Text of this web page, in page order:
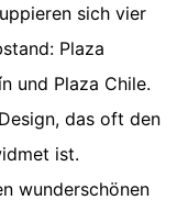
sich vier
Plaza
und Plaza Chile.
das oft den
ist.
wunderschönen